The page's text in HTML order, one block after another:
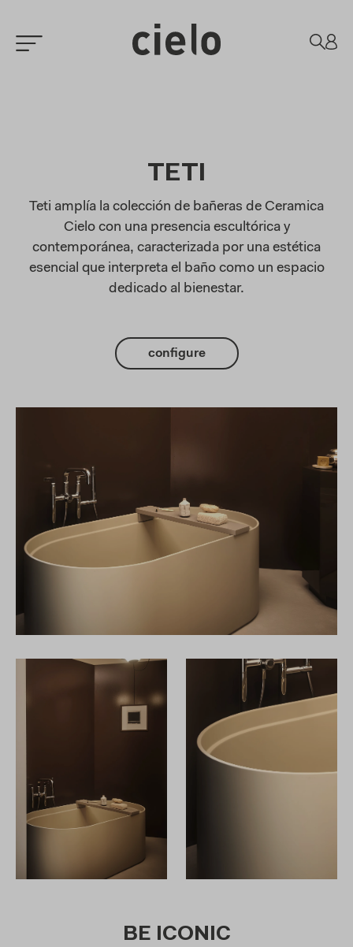
TETI
Teti amplía la colección de bañeras de Ceramica
Cielo con una presencia escultórica y
contemporánea, caracterizada por una estética
esencial que interpreta el baño como un espacio
dedicado al bienestar.
configure
BE ICONIC